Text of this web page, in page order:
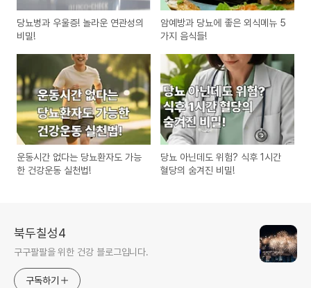
당뇨병과 우울증! 놀라운 연관성의
비밀!
암예방과 당뇨에 좋은 외식메뉴 5
가지 음식들!
운동시간 없다는 당뇨환자도 가능
한 건강운동 실천법!
당뇨 아닌데도 위험? 식후 1시간
혈당의 숨겨진 비밀!
북두칠성4
구구팔팔을 위한 건강 블로그입니다.
구독하기